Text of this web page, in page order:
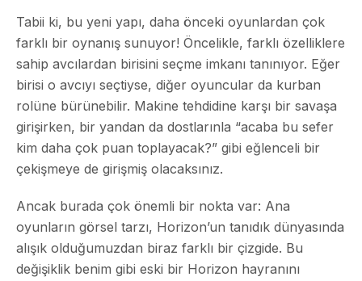
Tabii ki, bu yeni yapı, daha önceki oyunlardan çok
farklı bir oynanış sunuyor! Öncelikle, farklı özelliklere
sahip avcılardan birisini seçme imkanı tanınıyor. Eğer
birisi o avcıyı seçtiyse, diğer oyuncular da kurban
rolüne bürünebilir. Makine tehdidine karşı bir savaşa
girişirken, bir yandan da dostlarınla “acaba bu sefer
kim daha çok puan toplayacak?” gibi eğlenceli bir
çekişmeye de girişmiş olacaksınız.
Ancak burada çok önemli bir nokta var: Ana
oyunların görsel tarzı, Horizon’un tanıdık dünyasında
alışık olduğumuzdan biraz farklı bir çizgide. Bu
değişiklik benim gibi eski bir Horizon hayranını